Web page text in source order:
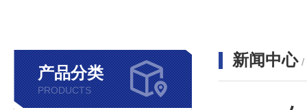
产品分类
PRODUCTS
新闻中心 /